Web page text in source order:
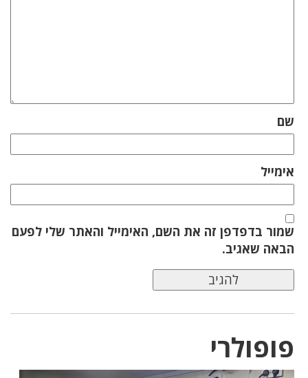
שם
אימייל
שמור בדפדפן זה את השם, האימייל והאתר שלי לפעם
הבאה שאגיב.
פופולרי